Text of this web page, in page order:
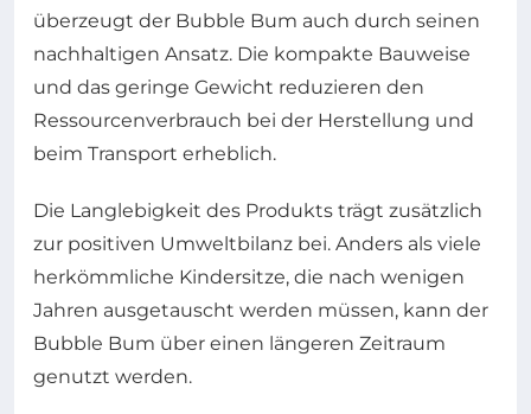
überzeugt der Bubble Bum auch durch seinen
nachhaltigen Ansatz. Die kompakte Bauweise
und das geringe Gewicht reduzieren den
Ressourcenverbrauch bei der Herstellung und
beim Transport erheblich.
Die Langlebigkeit des Produkts trägt zusätzlich
zur positiven Umweltbilanz bei. Anders als viele
herkömmliche Kindersitze, die nach wenigen
Jahren ausgetauscht werden müssen, kann der
Bubble Bum über einen längeren Zeitraum
genutzt werden.